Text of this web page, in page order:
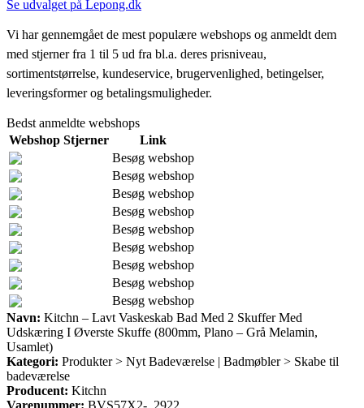
Se udvalget på Lepong.dk
Vi har gennemgået de mest populære webshops og anmeldt dem
med stjerner fra 1 til 5 ud fra bl.a. deres prisniveau,
sortimentstørrelse, kundeservice, brugervenlighed, betingelser,
leveringsformer og betalingsmuligheder.
Bedst anmeldte webshops
Webshop Stjerner
Link
Besøg webshop
Besøg webshop
Besøg webshop
Besøg webshop
Besøg webshop
Besøg webshop
Besøg webshop
Besøg webshop
Besøg webshop
Navn: Kitchn – Lavt Vaskeskab Bad Med 2 Skuffer Med
Udskæring I Øverste Skuffe (800mm, Plano – Grå Melamin,
Usamlet)
Kategori: Produkter > Nyt Badeværelse | Badmøbler > Skabe til
badeværelse
Producent: Kitchn
Varenummer: BVS57X2-_2922